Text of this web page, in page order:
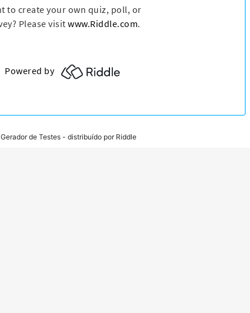
Gerador de Testes- distribuído por Riddle